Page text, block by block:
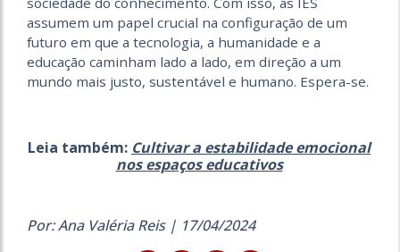
assumem um papel crucial na configuração de um
futuro em que a tecnologia, a humanidade e a
educação caminham lado a lado, em direção a um
mundo mais justo, sustentável e humano. Espera-se.
Leia também: Cultivar a estabilidade emocional
nos espaços educativos
Por: Ana Valéria Reis | 17/04/2024